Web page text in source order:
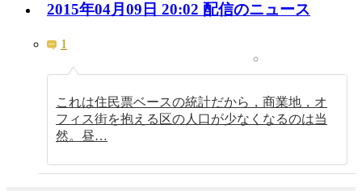
2015年04月09日 20:02 配信のニュース
1
これは住民票ベースの統計だから，商業地，オ
フィス街を抱える区の人口が少なくなるのは当
然。昼…